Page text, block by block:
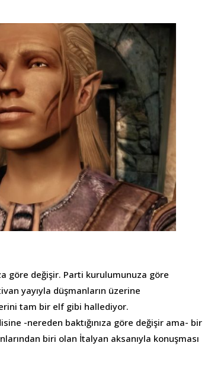
göre değişir. Parti kurulumunuza göre
yayıyla düşmanların üzerine
tam bir elf gibi hallediyor.
-nereden baktığınıza göre değişir ama- bir
biri olan İtalyan aksanıyla konuşması